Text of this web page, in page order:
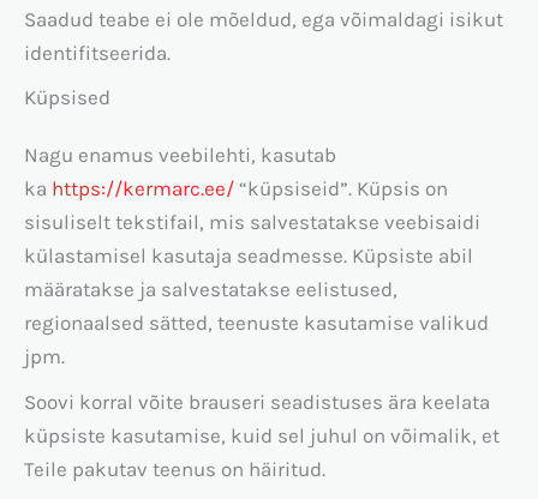
Saadud teabe ei ole mõeldud, ega võimaldagi isikut
identifitseerida.
Küpsised
Nagu enamus veebilehti, kasutab
ka https://kermarc.ee/ “küpsiseid”. Küpsis on
sisuliselt tekstifail, mis salvestatakse veebisaidi
külastamisel kasutaja seadmesse. Küpsiste abil
määratakse ja salvestatakse eelistused,
regionaalsed sätted, teenuste kasutamise valikud
jpm.
Soovi korral võite brauseri seadistuses ära keelata
küpsiste kasutamise, kuid sel juhul on võimalik, et
Teile pakutav teenus on häiritud.